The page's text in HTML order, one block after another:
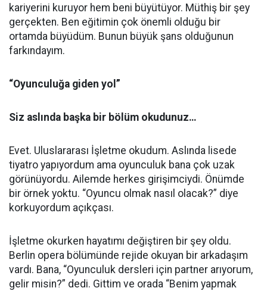
kariyerini kuruyor hem beni büyütüyor. Müthiş bir şey
gerçekten. Ben eğitimin çok önemli olduğu bir
ortamda büyüdüm. Bunun büyük şans olduğunun
farkındayım.
“Oyunculuğa giden yol”
Siz aslında başka bir bölüm okudunuz…
Evet. Uluslararası İşletme okudum. Aslında lisede
tiyatro yapıyordum ama oyunculuk bana çok uzak
görünüyordu. Ailemde herkes girişimciydi. Önümde
bir örnek yoktu. “Oyuncu olmak nasıl olacak?” diye
korkuyordum açıkçası.
İşletme okurken hayatımı değiştiren bir şey oldu.
Berlin opera bölümünde rejide okuyan bir arkadaşım
vardı. Bana, “Oyunculuk dersleri için partner arıyorum,
gelir misin?” dedi. Gittim ve orada “Benim yapmak